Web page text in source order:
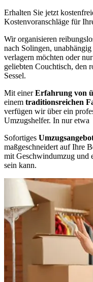
Erhalten Sie jetzt
Kostenvoranschläge für
Wir organisieren
nach Solingen,
verlagern möchten oder
geliebten Couchtisch, den
Sessel.
Mit einerErfahrung von
einem traditionsreichen
verfügen wir über ein
Umzugshelfer. In nur etwa
Sofortiges
maßgeschneidert auf Ihre
mit Geschwindumzug und
sein kann.